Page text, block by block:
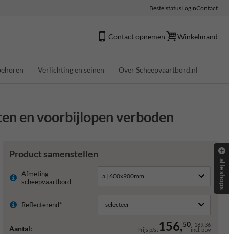
BestelstatusLoginContact
Contact opnemen Winkelmand
Verlichting en seinen Over Scheepvaartbord.nl
en voorbijlopen verboden
Product samenstellen
Afmeting
scheepvaartbord
Reflecterend*
Aantal: Prijs p/st156,50 189,36
incl. btw
alle shops